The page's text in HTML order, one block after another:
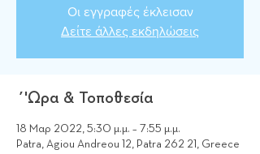
Οι εγγραφές έκλεισαν
Δείτε άλλες εκδηλώσεις
΄'Ωρα & Τοποθεσία
18 Μαρ 2022, 5:30 μ.μ. – 7:55 μ.μ.
Patra, Agiou Andreou 12, Patra 262 21, Greece